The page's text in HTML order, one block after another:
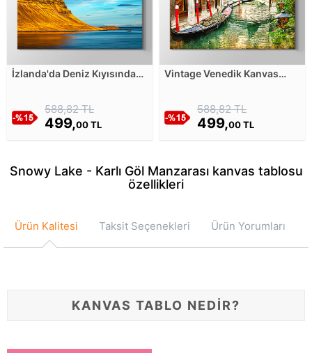
İzlanda'da Deniz Kıyısındaki
588,82 TL
499,00 TL
Vintage Venedik Kanvas
588,82 TL
499,00 TL
Snowy Lake - Karlı Göl Manzarası kanvas tablosu
özellikleri
Ürün Kalitesi Taksit Seçenekleri Ürün Yorumları
KANVAS TABLO NEDİR?